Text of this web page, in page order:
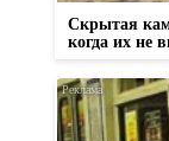
Скрытая
когда их не